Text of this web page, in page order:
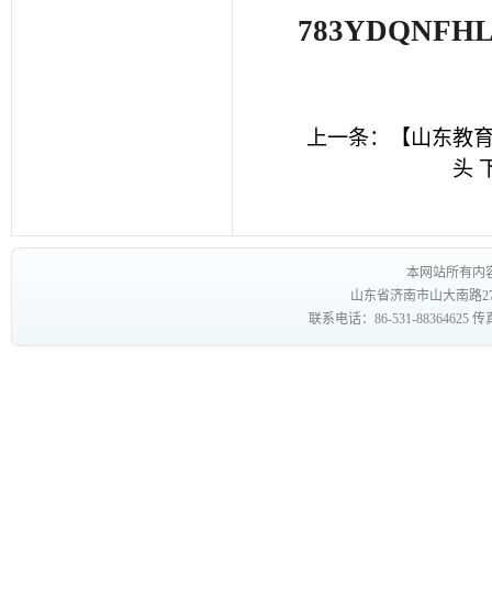
上一条：
【山东教
头
本网站所有内
山东省济南市山大南路
联系电话：86-531-88364625 传